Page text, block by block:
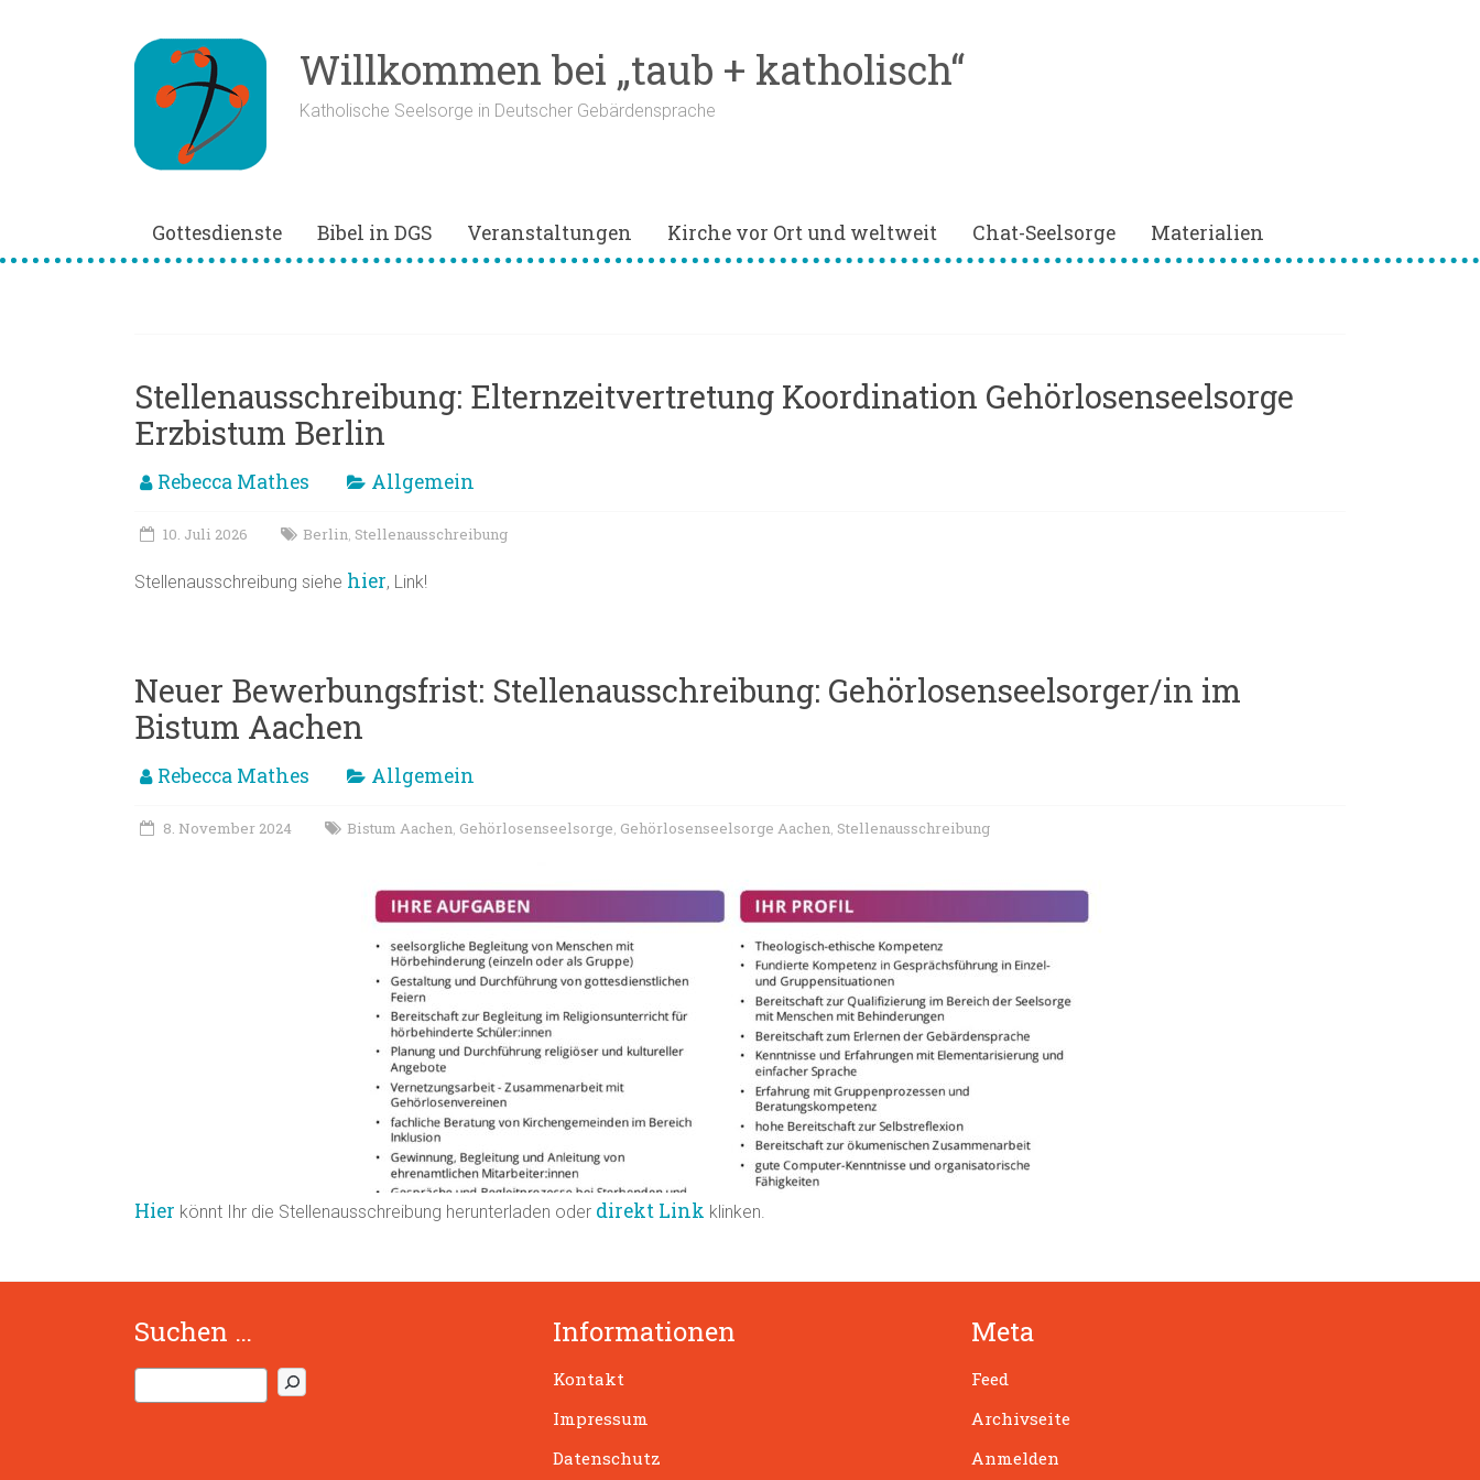
Willkommen bei „taub + katholisch“
Katholische Seelsorge in Deutscher Gebärdensprache
Gottesdienste Bibel in DGS Veranstaltungen Kirche vor Ort und weltweit Chat-Seelsorge Materialien
Stellenausschreibung: Elternzeitvertretung Koordination Gehörlosenseelsorge
Erzbistum Berlin
Rebecca Mathes Allgemein
10. Juli 2026 Berlin, Stellenausschreibung
Stellenausschreibung siehe hier, Link!
Neuer Bewerbungsfrist: Stellenausschreibung: Gehörlosenseelsorger/in im
Bistum Aachen
Rebecca Mathes Allgemein
8. November 2024 Bistum Aachen, Gehörlosenseelsorge, Gehörlosenseelsorge Aachen, Stellenausschreibung
Hier könnt Ihr die Stellenausschreibung herunterladen oder direkt Link klinken.
Suchen …
u
Informationen
Kontakt
Impressum
Datenschutz
Meta
Feed
Archivseite
Anmelden